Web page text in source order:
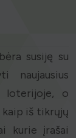
susiję su
naujausius
loterijoje, o
iš tikrųjų
kurie įrašai